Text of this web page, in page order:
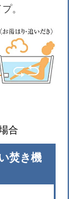
。
合
焚き機